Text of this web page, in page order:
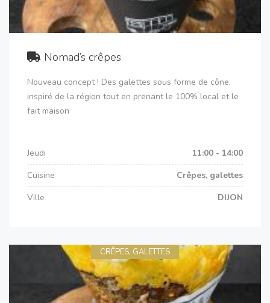
Nomad’s crêpes
Nouveau concept ! Des galettes sous forme de cône,
inspiré de la région tout en prenant le 100% local et le
fait maison
Jeudi
11:00 - 14:00
Cuisine
Crêpes, galettes
Ville
DIJON
CRÊPES, GALETTES